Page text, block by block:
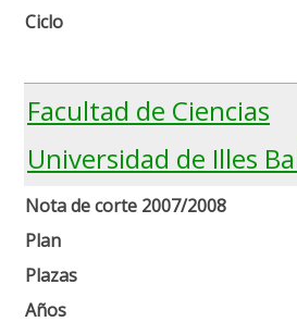
Ciclo
Facultad de Ciencias
Universidad de Illes
Nota de corte 2007/2008
Plan
Plazas
Años